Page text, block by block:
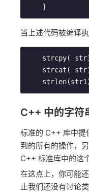
    }
当上述代码被编译
C++ 中的字符
标准的 C++ 库中提
到的所有的操作，
C++ 标准库中的这
在这点上，你可能
止我们还没有讨论